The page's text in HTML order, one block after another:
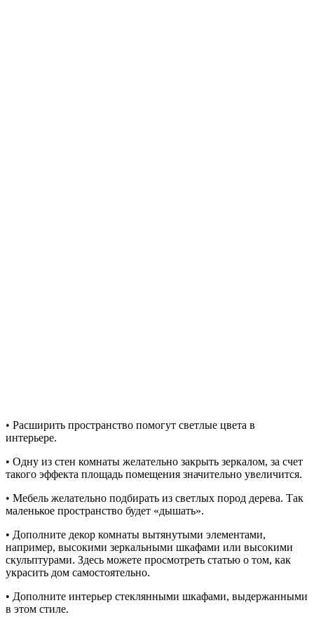
• Расширить пространство помогут светлые цвета в
интерьере.
• Одну из стен комнаты желательно закрыть зеркалом, за счет
такого эффекта площадь помещения значительно увеличится.
• Мебель желательно подбирать из светлых пород дерева. Так
маленькое пространство будет «дышать».
• Дополните декор комнаты вытянутыми элементами,
например, высокими зеркальными шкафами или высокими
скульптурами. Здесь можете просмотреть статью о том, как
украсить дом самостоятельно.
• Дополните интерьер стеклянными шкафами, выдержанными
в этом стиле.